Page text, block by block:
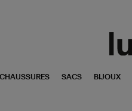
CHAUSSURES SACS BIJOUX